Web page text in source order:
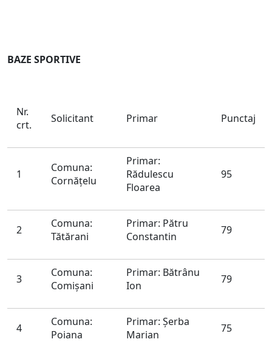
BAZE SPORTIVE
Nr.
crt.
Solicitant Primar Punctaj
1
Comuna:
Cornăţelu
Primar:
Rădulescu
Floarea
95
2
Comuna:
Tătărani
Primar: Pătru
Constantin
79
3
Comuna:
Comişani
Primar: Bătrânu
Ion
79
4
Comuna:
Poiana
Primar: Şerba
Marian
75